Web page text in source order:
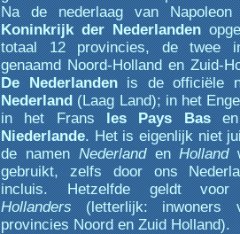
Na de nederlaag van
Koninkrijk der Nederlanden
totaal 12 provincies, de twee
genaamd Noord-Holland en Zuid-
De Nederlandenis de officiële
Nederland(Laag Land); in het
in het Fransles Pays Basen
Niederlande. Het is eigenlijk niet
de namenNederlandenHolland
gebruikt, zelfs door ons
incluis. Hetzelfde geldt
Hollanders(letterlijk: inwoners
provincies Noord en Zuid Holland).